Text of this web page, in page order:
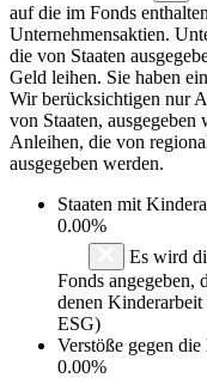
auf die im Fonds
Unternehmensaktien.
die von Staaten
Geld leihen. Sie haben
Wir berücksichtigen nur
von Staaten,
Anleihen, die von
ausgegeben werden.
Staaten mit
0.00%
Es wird
Fonds angegeben,
denen
ESG)
Verstöße gegen
0.00%